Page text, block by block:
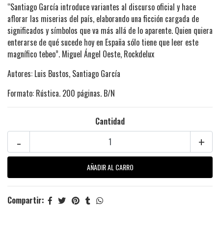
“Santiago García introduce variantes al discurso oficial y hace
aflorar las miserias del país, elaborando una ficción cargada de
significados y símbolos que va más allá de lo aparente. Quien quiera
enterarse de qué sucede hoy en España sólo tiene que leer este
magnífico tebeo”. Miguel Ángel Oeste, Rockdelux
Autores: Luis Bustos, Santiago García
Formato: Rústica. 200 páginas. B/N
Cantidad
+
-
Compartir: